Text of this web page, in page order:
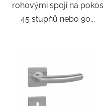
rohovými spoji na pokos
45 stupňů nebo 90...